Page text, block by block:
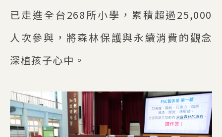
已走進全台268所小學，累積超過25,000
人次參與，將森林保護與永續消費的觀念
深植孩子心中。